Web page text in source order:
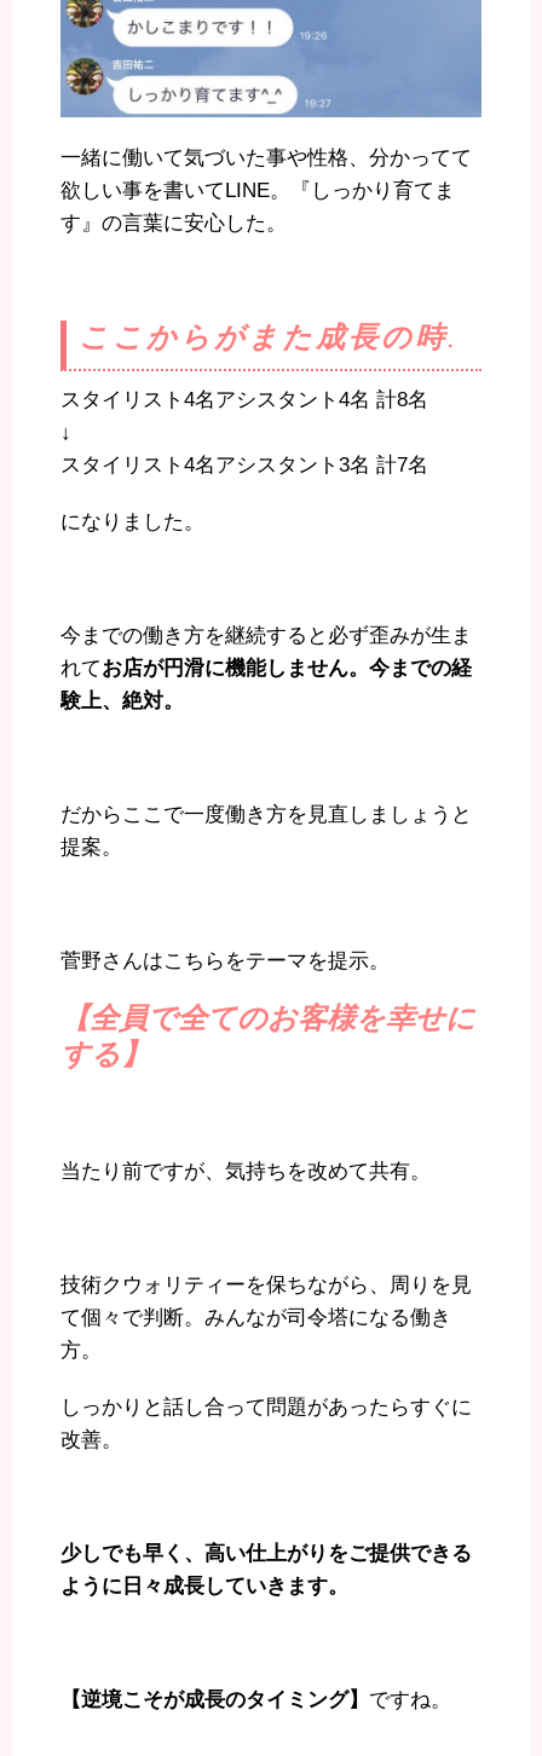
一緒に働いて気づいた事や性格、分かってて
欲しい事を書いてLINE。『しっかり育てま
す』の言葉に安心した。
ここからがまた成長の時.
スタイリスト4名アシスタント4名 計8名
↓
スタイリスト4名アシスタント3名 計7名
になりました。
今までの働き方を継続すると必ず歪みが生ま
れてお店が円滑に機能しません。今までの経
験上、絶対。
だからここで一度働き方を見直しましょうと
提案。
菅野さんはこちらをテーマを提示。
【全員で全てのお客様を幸せに
する】
当たり前ですが、気持ちを改めて共有。
技術クウォリティーを保ちながら、周りを見
て個々で判断。みんなが司令塔になる働き
方。
しっかりと話し合って問題があったらすぐに
改善。
少しでも早く、高い仕上がりをご提供できる
ように日々成長していきます。
【逆境こそが成長のタイミング】 ですね。